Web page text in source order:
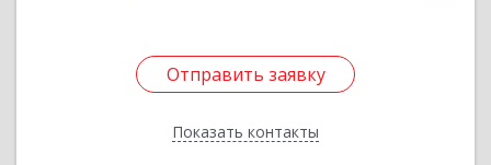
Отправить заявку
Показать контакты
Отправить заявку
Назад